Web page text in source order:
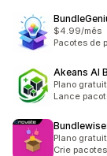
$4.99/mês
Pacotes de
Akeans AI
Plano
Lance
Plano
Crie